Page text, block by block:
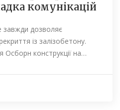
комунікацій
завжди дозволяє
із залізобетону.
Осборн конструкції на…